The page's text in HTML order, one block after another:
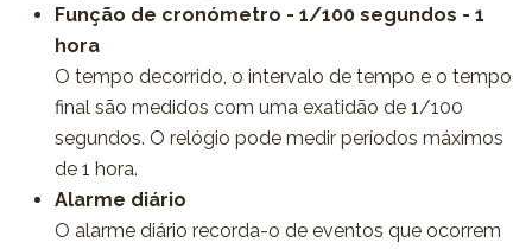
Função de cronómetro - 1/100 segundos - 1
hora
O tempo decorrido, o intervalo de tempo e o tempo
final são medidos com uma exatidão de 1/100
segundos. O relógio pode medir períodos máximos
de 1 hora.
Alarme diário
O alarme diário recorda-o de eventos que ocorrem